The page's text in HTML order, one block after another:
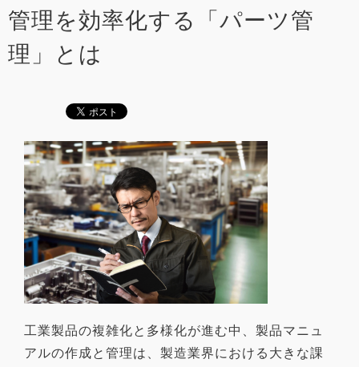
管理を効率化する「パーツ管
理」とは
工業製品の複雑化と多様化が進む中、製品マニュ
アルの作成と管理は、製造業界における大きな課